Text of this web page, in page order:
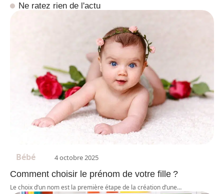
Ne ratez rien de l'actu
Bébé 4 octobre 2025
Comment choisir le prénom de votre fille ?
Le choix d’un nom est la première étape de la création d’une…